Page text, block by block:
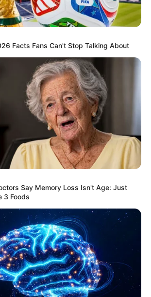
veut
Mathis
à Londres
belle la vie
2026
594 –
complet
Facts Fans Can't Stop Talking About
Say Memory Loss Isn't Age: Just
3 Foods